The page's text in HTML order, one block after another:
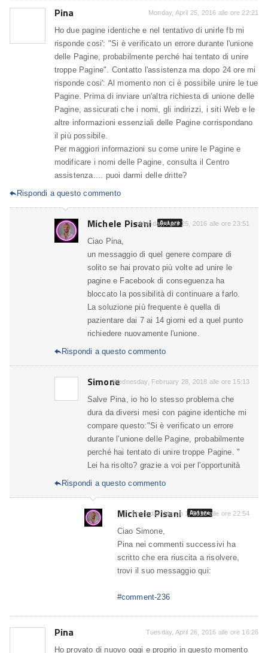
Pina Monday, April 25, 2016 alle ore 22:21
Ho due pagine identiche e nel tentativo di unirle fb mi
risponde cosi': "Si è verificato un errore durante l'unione
delle Pagine, probabilmente perché hai tentato di unire
troppe Pagine". Contatto l'assistenza ma dopo 24 ore mi
risponde cosi': Al momento non ci è possibile unire le tue
Pagine. Prima di inviare un'altra richiesta di unione delle
Pagine, assicurati che i nomi, gli indirizzi, i siti Web e le
altre informazioni essenziali delle Pagine corrispondano
il più possibile.
Per maggiori informazioni su come unire le Pagine e
modificare i nomi delle Pagine, consulta il Centro
assistenza.... puoi darmi delle dritte?
Rispondi a questo commento
Michele Pisani Autore
Monday, April 25, 2016 alle ore 23:51
Ciao Pina,
un messaggio di quel genere compare di
solito se hai provato più volte ad unire le
pagine e Facebook di conseguenza ha
bloccato la possibilità di continuare a farlo.
La soluzione più frequente è quella di
pazientare dai 7 ai 14 giorni ed a quel punto
richiedere nuovamente l'unione.
Rispondi a questo commento
SimoneWednesday, February 28, 2018 alle ore 15:13
Salve Pina, io ho lo stesso problema che
dura da diversi mesi con pagine identiche mi
compare questo:"Si è verificato un errore
durante l'unione delle Pagine, probabilmente
perché hai tentato di unire troppe Pagine. "
Lei ha risolto? grazie a voi per l'opportunità
Rispondi a questo commento
Michele Pisani Autore
Thursday, March 1, 2018 alle ore 22:54
Ciao Simone,
Pina nei commenti successivi ha
scritto che era riuscita a risolvere,
trovi il suo messaggio qui:
#comment-236
Pina Tuesday, April 26, 2016 alle ore 16:26
Ho provato di nuovo oggi e proprio in questo momento